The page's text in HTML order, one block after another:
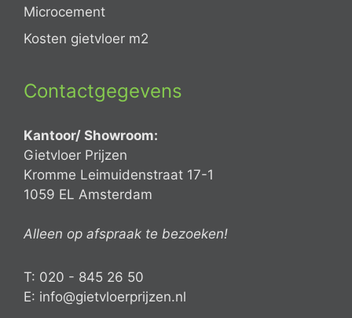
Microcement
Kosten gietvloer m2
Contactgegevens
Kantoor/ Showroom:
Gietvloer Prijzen
Kromme Leimuidenstraat 17-1
1059 EL Amsterdam
Alleen op afspraak te bezoeken!
T: 020 - 845 26 50
E: info@gietvloerprijzen.nl